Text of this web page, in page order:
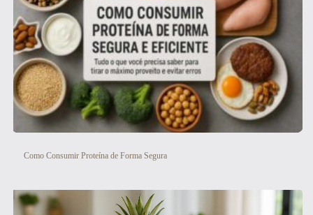
Como Consumir Proteína de Forma Segura